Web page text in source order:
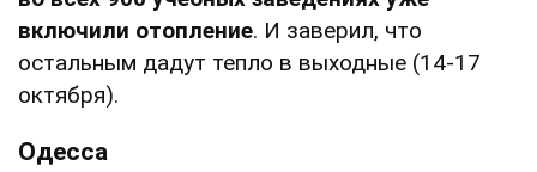
включили отопление. И заверил, что
остальным дадут тепло в выходные (14-17
октября).
Одесса